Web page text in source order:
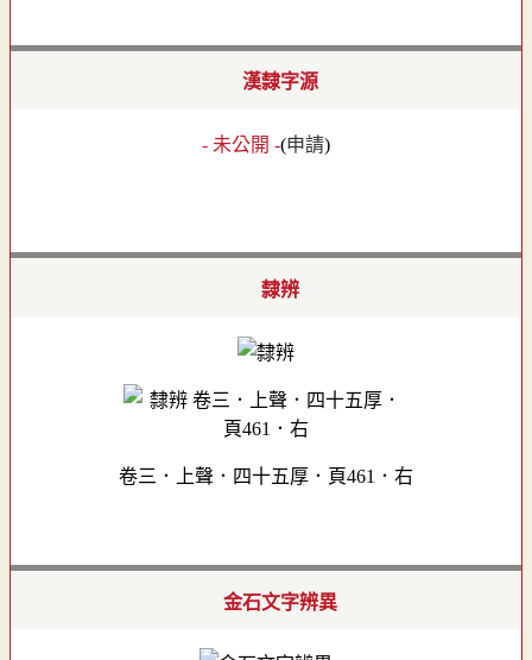
漢隸字源
- 未公開 -(申請)
隸辨
卷三．上聲．四十五厚．頁461．右
金石文字辨異